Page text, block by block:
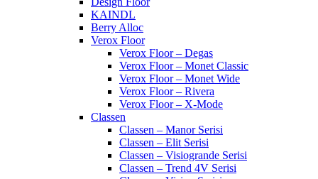
KAINDL
Berry Alloc
Verox Floor
Verox Floor – Degas
Verox Floor – Monet Classic
Verox Floor – Monet Wide
Verox Floor – Rivera
Verox Floor – X-Mode
Classen
Classen – Manor Serisi
Classen – Elit Serisi
Classen – Visiogrande Serisi
Classen – Trend 4V Serisi